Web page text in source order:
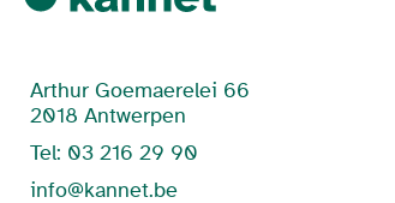
Arthur Goemaerelei 66
2018 Antwerpen
Tel: 03 216 29 90
info@kannet.be